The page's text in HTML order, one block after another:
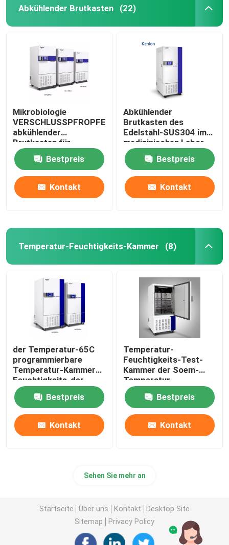
Abkühlender Brutkasten (22)
Mikrobiologie
VERSCHLUSSPFROPFEN
abkühlender
Brutkasten für
Bakterienkultur 110V
220V
Bestpreis
Kontakt
Abkühlender
Brutkasten des
Edelstahl-SUS304 im
medizinischen Labor
400L
Bestpreis
Kontakt
Temperatur-Feuchtigkeits-Kammer (8)
der Temperatur-65C
programmierbare
Temperatur-Kammer
Feuchtigkeits-der
Kammer-SUS304
Bestpreis
Kontakt
Temperatur-
Feuchtigkeits-Test-
Kammer der Soem-
Temperatur-
Feuchtigkeits-
Kammer-220V
Bestpreis
Kontakt
Sehen Sie mehr an
Startseite Über uns Kontakt
Desktop Site
Sitemap
Privacy Policy